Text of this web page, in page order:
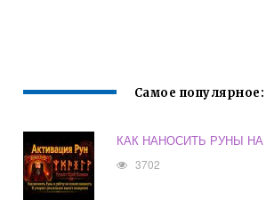
Самое популярное:
КАК НАНОСИТЬ РУНЫ
3702